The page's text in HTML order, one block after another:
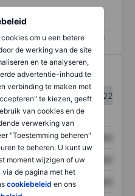
om u een betere
de werking van de site
en te analyseren,
advertentie-inhoud te
verbinding te maken met
te kiezen, geeft
van cookies en de
verwerking van
"Toestemming beheren"
te beheren. U kunt uw
moment wijzigen of uw
de pagina met het
cookiebeleid en ons
/
Q1
Q2
XXXXXXX XXXXXXX
XXXXXXX XXXXXXX
XXXXXXX XXXXXXX